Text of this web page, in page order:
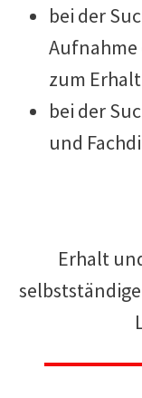
bei der
Aufnahme
zum
bei der
und
Erhalt